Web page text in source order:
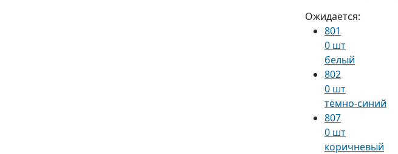
Ожидается:
801
0 шт
белый
802
0 шт
тёмно-синий
807
0 шт
коричневый